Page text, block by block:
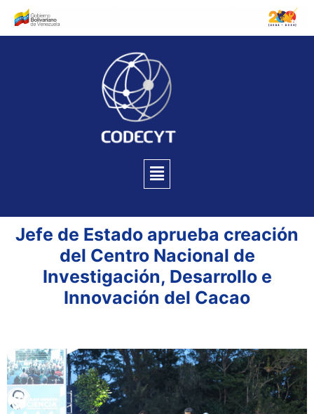
Jefe de Estado aprueba creación
del Centro Nacional de
Investigación, Desarrollo e
Innovación del Cacao